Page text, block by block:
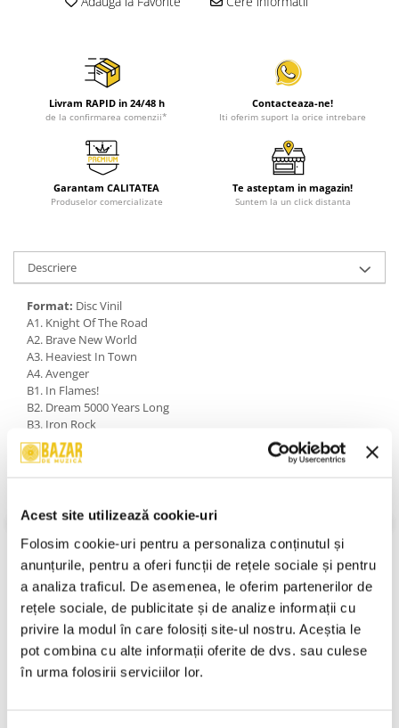
Acest site utilizează cookie-uri
Folosim cookie-uri pentru a personaliza conținutul și
anunțurile, pentru a oferi funcții de rețele sociale și pentru
a analiza traficul. De asemenea, le oferim partenerilor de
rețele sociale, de publicitate și de analize informații cu
privire la modul în care folosiți site-ul nostru. Aceștia le
pot combina cu alte informații oferite de dvs. sau culese
în urma folosirii serviciilor lor.
Livram RAPID in 24/48 h
de la confirmarea comenzii*
Contacteaza-ne!
Iti oferim suport la orice intrebare
Garantam CALITATEA
Produselor comercializate
Te asteptam in magazin!
Suntem la un click distanta
Descriere
Format: Disc Vinil
A1. Knight Of The Road
A2. Brave New World
A3. Heaviest In Town
A4. Avenger
B1. In Flames!
B2. Dream 5000 Years Long
B3. Iron Rock
B4. Possessed
B5. В ОГОНЬ! [In Flames! (Russ. Version)]
Stare Disc:Near Mint (NM or M-)
Stare Coperta:Near Mint (NM or M-)
Informatii conformitate produs
Review-uri(0)
PRODUSE ALTERNATIVE